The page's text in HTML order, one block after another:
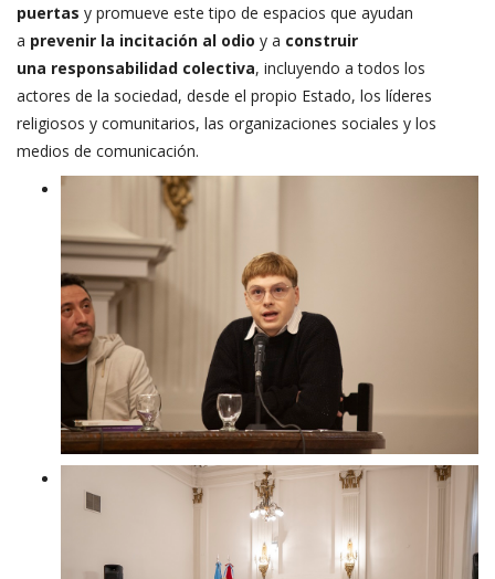
puertas y promueve este tipo de espacios que ayudan
a prevenir la incitación al odio y a construir
una responsabilidad colectiva, incluyendo a todos los
actores de la sociedad, desde el propio Estado, los líderes
religiosos y comunitarios, las organizaciones sociales y los
medios de comunicación.